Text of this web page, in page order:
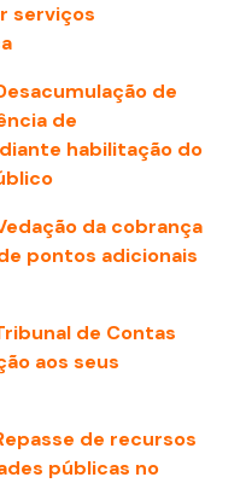
serviços
de
de
habilitação do
da cobrança
pontos adicionais
de Contas
aos seus
de recursos
públicas no